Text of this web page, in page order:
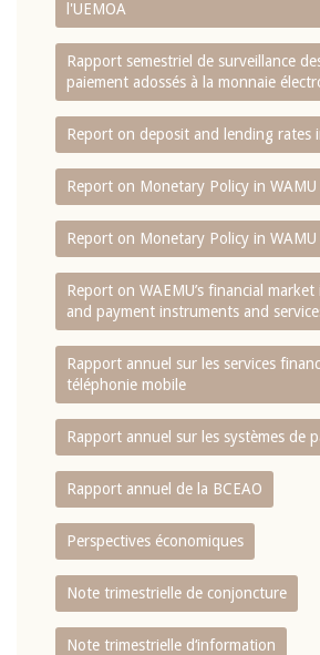
l'UEMOA
Rapport semestriel de surveillance
paiement adossés à la monnaie
Report on deposit and lending rates
Report on Monetary Policy in WAMU
Report on Monetary Policy in WAMU
Report on WAEMU’s financial
and payment instruments and
Rapport annuel sur les services
téléphonie mobile
Rapport annuel sur les systèmes de
Rapport annuel de la BCEAO
Perspectives économiques
Note trimestrielle de conjoncture
Note trimestrielle d‘information